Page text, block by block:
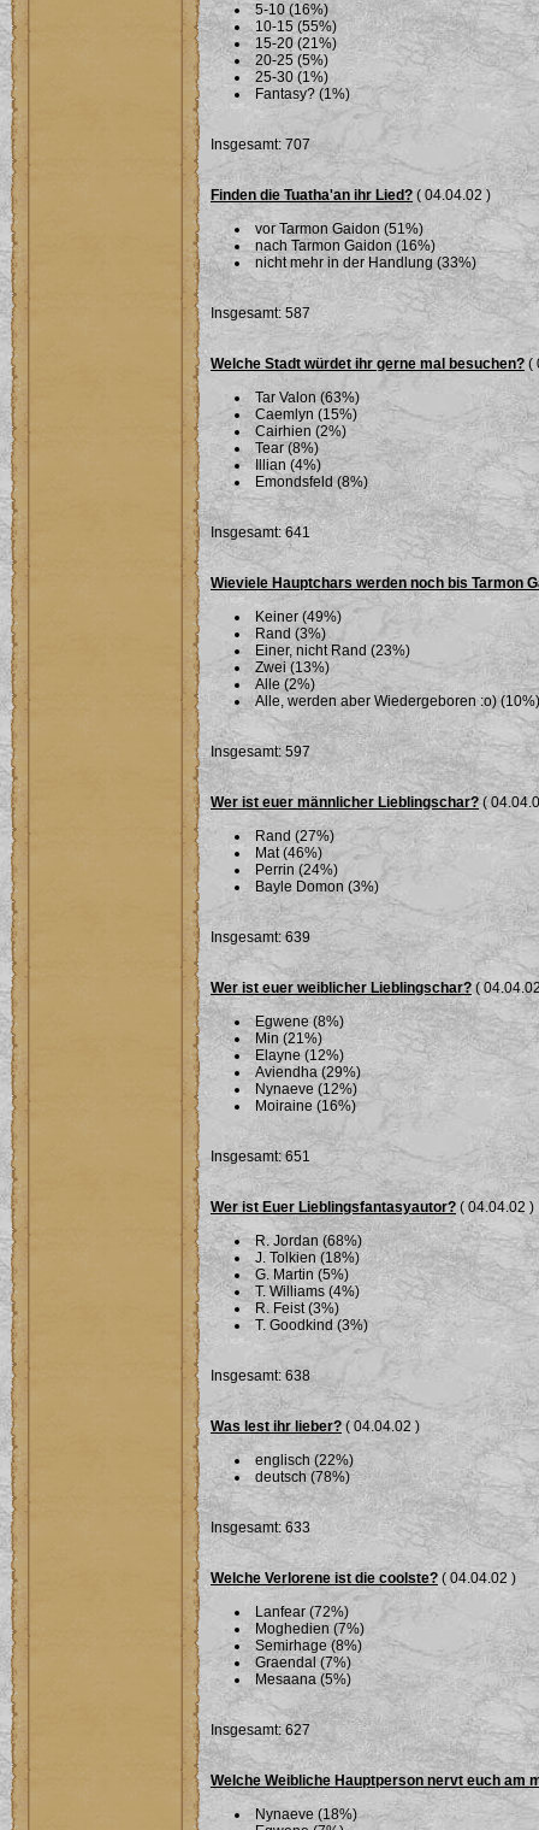
5-10 (16%)
10-15 (55%)
15-20 (21%)
20-25 (5%)
25-30 (1%)
Fantasy? (1%)
Insgesamt: 707
Finden die Tuatha'an ihr Lied? ( 04.04.02 )
vor Tarmon Gaidon (51%)
nach Tarmon Gaidon (16%)
nicht mehr in der Handlung (33%)
Insgesamt: 587
Welche Stadt würdet ihr gerne mal besuchen? (
Tar Valon (63%)
Caemlyn (15%)
Cairhien (2%)
Tear (8%)
Illian (4%)
Emondsfeld (8%)
Insgesamt: 641
Wieviele Hauptchars werden noch bis Tarmon
Keiner (49%)
Rand (3%)
Einer, nicht Rand (23%)
Zwei (13%)
Alle (2%)
Alle, werden aber Wiedergeboren :o) (10%)
Insgesamt: 597
Wer ist euer männlicher Lieblingschar?(
Rand (27%)
Mat (46%)
Perrin (24%)
Bayle Domon (3%)
Insgesamt: 639
Wer ist euer weiblicher Lieblingschar? (
Egwene (8%)
Min (21%)
Elayne (12%)
Aviendha (29%)
Nynaeve (12%)
Moiraine (16%)
Insgesamt: 651
Wer ist Euer Lieblingsfantasyautor? ( 04.04.02 )
R. Jordan (68%)
J. Tolkien (18%)
G. Martin (5%)
T. Williams (4%)
R. Feist (3%)
T. Goodkind (3%)
Insgesamt: 638
Was lest ihr lieber?( 04.04.02 )
englisch (22%)
deutsch (78%)
Insgesamt: 633
Welche Verlorene ist die coolste? ( 04.04.02 )
Lanfear (72%)
Moghedien (7%)
Semirhage (8%)
Graendal (7%)
Mesaana (5%)
Insgesamt: 627
Welche Weibliche Hauptperson nervt euch am
Nynaeve (18%)